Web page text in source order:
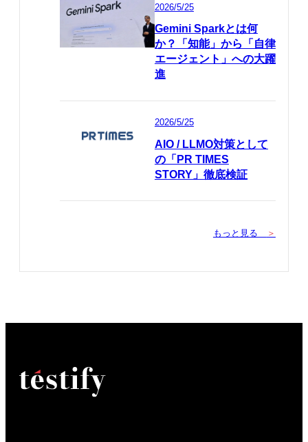
2026/5/25
Gemini Sparkとは何
か？「知能」から「自律
エージェント」への大躍
進
2026/5/25
AIO / LLMO対策として
の「PR TIMES
STORY」徹底検証
もっと見る ＞